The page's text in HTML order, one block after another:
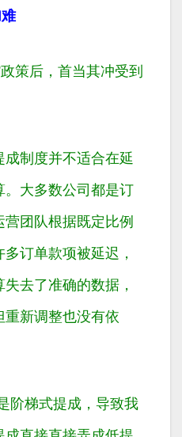
策后，首当其冲受到
成制度并不适合在延
大多数公司都是订
团队根据既定比例
订单款项被延迟，
去了准确的数据，
新调整也没有依
阶梯式提成，导致我